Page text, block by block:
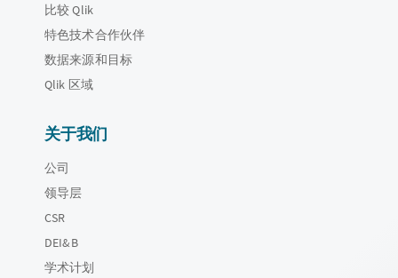
比较 Qlik
特色技术合作伙伴
数据来源和目标
Qlik 区域
关于我们
公司
领导层
CSR
DEI&B
学术计划